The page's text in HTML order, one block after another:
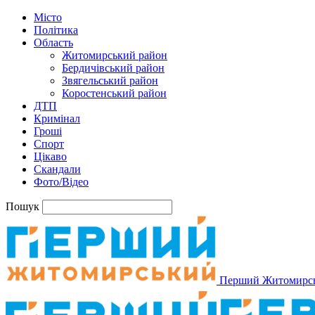
Місто
Політика
Область
Житомирський район
Бердичівський район
Звягельський район
Коростенський район
ДТП
Кримінал
Гроші
Спорт
Цікаво
Скандали
Фото/Відео
Пошук
Перший